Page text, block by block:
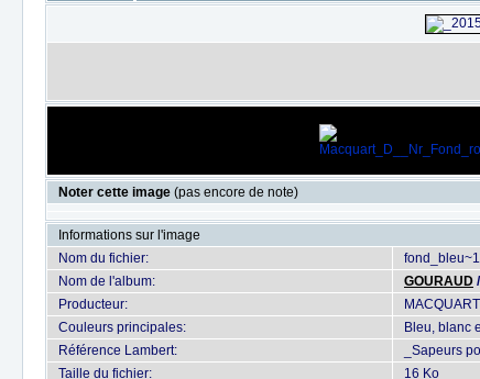
Noter cette image (pas encore de note)
Informations sur l'image
Nom du fichier:
Nom de l'album:
GOURAUD /
Producteur:
Couleurs principales:
Bleu, blanc
Référence Lambert:
_Sapeurs
Taille du fichier:
16 Ko